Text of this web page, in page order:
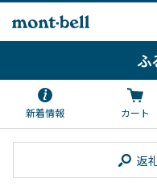
ふ
新着情報 カート
返